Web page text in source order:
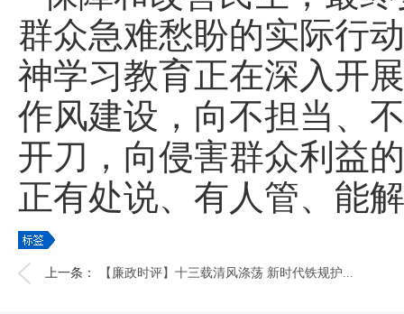
群众急难愁盼的实际行
神学习教育正在深入开
作风建设，向不担当、
开刀，向侵害群众利益
正有处说、有人管、能
上一条： 【廉政时评】十三载清风涤荡 新时代铁规护...